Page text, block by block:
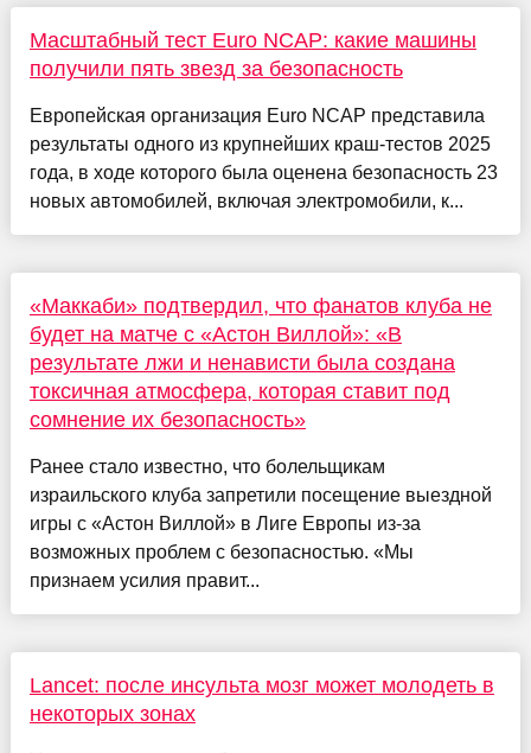
Масштабный тест Euro NCAP: какие машины
получили пять звезд за безопасность
Европейская организация Euro NCAP представила
результаты одного из крупнейших краш-тестов 2025
года, в ходе которого была оценена безопасность 23
новых автомобилей, включая электромобили, к...
«Маккаби» подтвердил, что фанатов клуба не
будет на матче с «Астон Виллой»: «В
результате лжи и ненависти была создана
токсичная атмосфера, которая ставит под
сомнение их безопасность»
Ранее стало известно, что болельщикам
израильского клуба запретили посещение выездной
игры с «Астон Виллой» в Лиге Европы из-за
возможных проблем с безопасностью. «Мы
признаем усилия правит...
Lancet: после инсульта мозг может молодеть в
некоторых зонах